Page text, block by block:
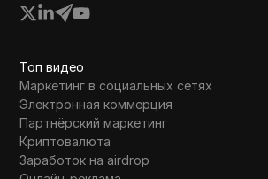
Топ видео
Маркетинг в социальных сетях
Электронная коммерция
Партнёрский маркетинг
Криптовалюта
Заработок на airdrop